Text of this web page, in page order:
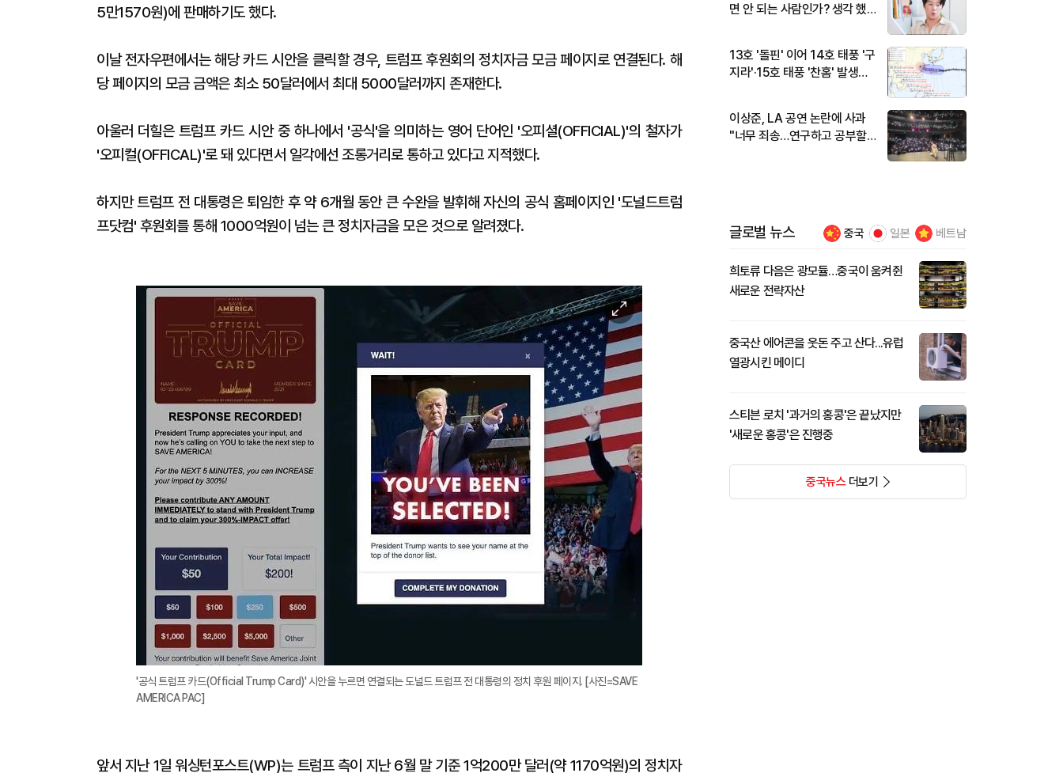
5만1570원)에 판매하기도 했다.
이날 전자우편에서는 해당 카드 시안을 클릭할 경우, 트럼프 후원회의 정치자금 모금 페이지로 연결된다. 해
당 페이지의 모금 금액은 최소 50달러에서 최대 5000달러까지 존재한다.
아울러 더힐은 트럼프 카드 시안 중 하나에서 '공식'을 의미하는 영어 단어인 '오피셜(OFFICIAL)'의 철자가
'오피컬(OFFICAL)'로 돼 있다면서 일각에선 조롱거리로 통하고 있다고 지적했다.
하지만 트럼프 전 대통령은 퇴임한 후 약 6개월 동안 큰 수완을 발휘해 자신의 공식 홈페이지인 '도널드트럼
프닷컴' 후원회를 통해 1000억원이 넘는 큰 정치자금을 모은 것으로 알려졌다.
이
미
지
확
대
'공식 트럼프 카드(Official Trump Card)' 시안을 누르면 연결되는 도널드 트럼프 전 대통령의 정치 후원 페이지. [사진=SAVE
AMERICA PAC]
앞서 지난 1일 워싱턴포스트(WP)는 트럼프 측이 지난 6월 말 기준 1억200만 달러(약 1170억원)의 정치자
면 안 되는 사람인가? 생각 했
13호 '돌핀' 이어 14호 태풍 '구
지라'·15호 태풍 '찬홈' 발생…
이상준, LA 공연 논란에 사과
"너무 죄송…연구하고 공부할
글로벌 뉴스 중국 일본 베트남
희토류 다음은 광모듈…중국이 움켜쥔
새로운 전략자산
중국산 에어콘을 웃돈 주고 산다...유럽
열광시킨 메이디
스티븐 로치 '과거의 홍콩'은 끝났지만
'새로운 홍콩'은 진행중
중국뉴스더보기